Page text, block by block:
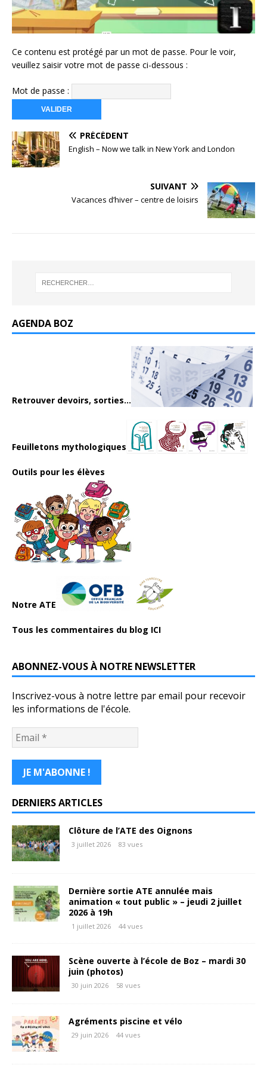
Ce contenu est protégé par un mot de passe. Pour le voir,
veuillez saisir votre mot de passe ci-dessous :
Mot de passe :
PRÉCÉDENT
English – Now we talk in New York and London
SUIVANT
Vacances d’hiver – centre de loisirs
AGENDA BOZ
Retrouver devoirs, sorties...
Feuilletons mythologiques
Outils pour les élèves
Notre ATE
Tous les commentaires du blog ICI
ABONNEZ-VOUS À NOTRE NEWSLETTER
Inscrivez-vous à notre lettre par email pour recevoir
les informations de l'école.
DERNIERS ARTICLES
Clôture de l’ATE des Oignons
3 juillet 2026 83 vues
Dernière sortie ATE annulée mais
animation « tout public » – jeudi 2 juillet
2026 à 19h
1 juillet 2026 44 vues
Scène ouverte à l’école de Boz – mardi 30
juin (photos)
30 juin 2026 58 vues
Agréments piscine et vélo
29 juin 2026 44 vues